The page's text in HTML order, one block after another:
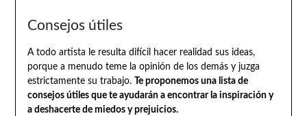
Consejos útiles
A todo artista le resulta difícil hacer realidad sus ideas,
porque a menudo teme la opinión de los demás y juzga
estrictamente su trabajo.
Te proponemos una lista de
consejos útiles que te ayudarán a encontrar la inspiración y
a deshacerte de miedos y prejuicios.